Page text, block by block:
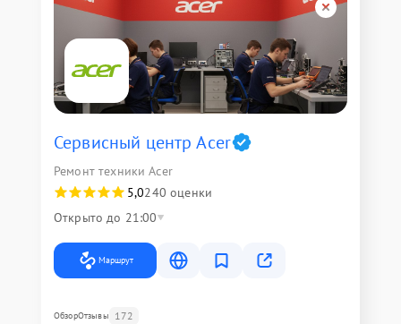
Сервисный центр Acer
Ремонт техники Acer
5,0240 оценки
Открыто до 21:00
Маршрут
ОбзорОтзывы 172